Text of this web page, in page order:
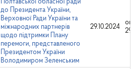
Полтавської обласної ради
до Президента України,
Верховної Ради України та
міжнародних партнерів
щодо підтримки Плану
перемоги, представленого
Президентом України
Володимиром Зеленським
29.10.2024